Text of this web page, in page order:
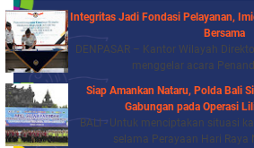
Integritas Jadi Fondasi Pelayanan,
Bersama
DENPASAR – Kantor Wilayah
menggelar acara
Siap Amankan Nataru, Polda Bali
Gabungan pada Operasi
BALI - Untuk menciptakan situasi
selama Perayaan Hari Raya